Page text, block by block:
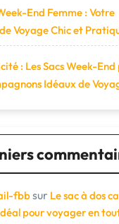
End Femme : Votre
Voyage Chic et
: Les Sacs Week-End
Idéaux de
fbbsur Le sac à dos
pour voyager en